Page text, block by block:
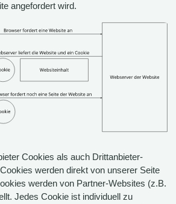
angefordert wird.
Cookies als auch Drittanbieter-
werden direkt von unserer Seite
werden von Partner-Websites (z.B.
Jedes Cookie ist individuell zu